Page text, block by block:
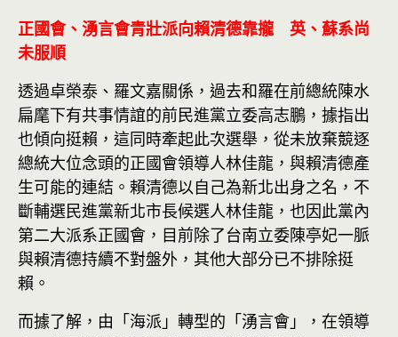
正國會、湧言會青壯派向賴清德靠攏 英、蘇系尚
未服順
透過卓榮泰、羅文嘉關係，過去和羅在前總統陳水
扁麾下有共事情誼的前民進黨立委高志鵬，據指出
也傾向挺賴，這同時牽起此次選舉，從未放棄競逐
總統大位念頭的正國會領導人林佳龍，與賴清德產
生可能的連結。賴清德以自己為新北出身之名，不
斷輔選民進黨新北市長候選人林佳龍，也因此黨內
第二大派系正國會，目前除了台南立委陳亭妃一脈
與賴清德持續不對盤外，其他大部分已不排除挺
賴。
而據了解，由「海派」轉型的「湧言會」，在領導